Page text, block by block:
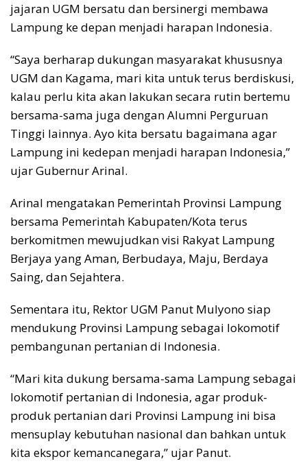
jajaran UGM bersatu dan bersinergi membawa
Lampung ke depan menjadi harapan Indonesia.
“Saya berharap dukungan masyarakat khususnya
UGM dan Kagama, mari kita untuk terus berdiskusi,
kalau perlu kita akan lakukan secara rutin bertemu
bersama-sama juga dengan Alumni Perguruan
Tinggi lainnya. Ayo kita bersatu bagaimana agar
Lampung ini kedepan menjadi harapan Indonesia,”
ujar Gubernur Arinal.
Arinal mengatakan Pemerintah Provinsi Lampung
bersama Pemerintah Kabupaten/Kota terus
berkomitmen mewujudkan visi Rakyat Lampung
Berjaya yang Aman, Berbudaya, Maju, Berdaya
Saing, dan Sejahtera.
Sementara itu, Rektor UGM Panut Mulyono siap
mendukung Provinsi Lampung sebagai lokomotif
pembangunan pertanian di Indonesia.
“Mari kita dukung bersama-sama Lampung sebagai
lokomotif pertanian di Indonesia, agar produk-
produk pertanian dari Provinsi Lampung ini bisa
mensuplay kebutuhan nasional dan bahkan untuk
kita ekspor kemancanegara,” ujar Panut.